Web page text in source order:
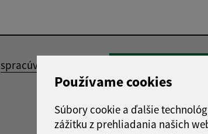
Používame cookies
Súbory cookie a ďalšie
zážitku z prehliadania našich
spracúvaním